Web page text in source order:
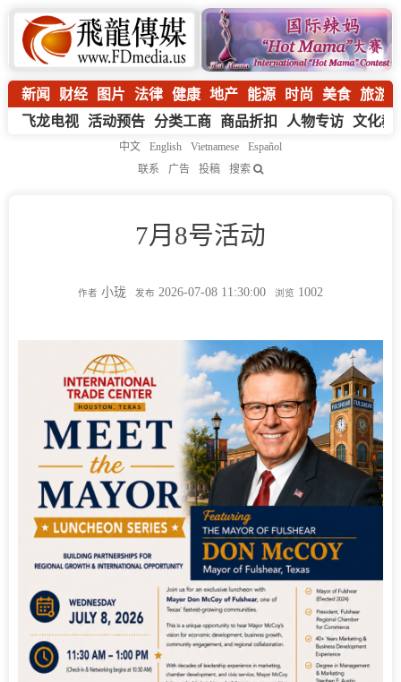
新闻 财经 图片 法律 健康 地产 能源 时尚 美食 旅游
飞龙电视 活动预告 分类工商 商品折扣 人物专访 文化教
中文 English Vietnamese
Español
联系
广告 投稿 搜索
7月8号活动
作者 小珑 发布 2026-07-08 11:30:00 浏览 1002